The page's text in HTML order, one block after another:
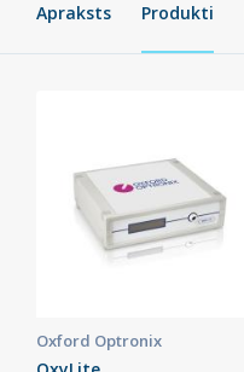
Apraksts Produkti
Oxford Optronix